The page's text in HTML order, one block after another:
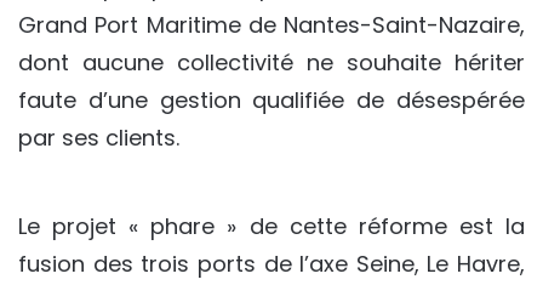
Grand Port Maritime de Nantes-Saint-Nazaire,
dont aucune collectivité ne souhaite hériter
faute d’une gestion qualifiée de désespérée
par ses clients.
Le projet « phare » de cette réforme est la
fusion des trois ports de l’axe Seine, Le Havre,